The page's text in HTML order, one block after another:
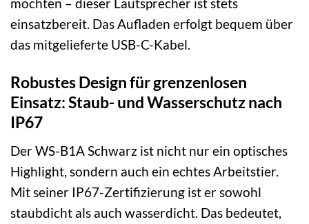
einsatzbereit. Das Aufladen erfolgt bequem über
das mitgelieferte USB-C-Kabel.
Robustes Design für grenzenlosen
Einsatz: Staub- und Wasserschutz nach
IP67
Der WS-B1A Schwarz ist nicht nur ein optisches
Highlight, sondern auch ein echtes Arbeitstier.
Mit seiner IP67-Zertifizierung ist er sowohl
staubdicht als auch wasserdicht. Das bedeutet,